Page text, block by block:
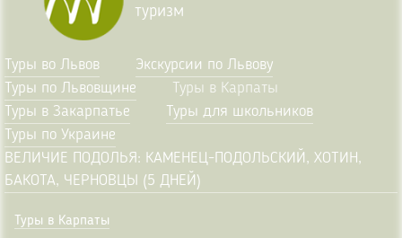
туризм
Туры во Львов
Экскурсии по Львову
Туры по Львовщине
Туры в Карпаты
Туры в Закарпатье
Туры для школьников
Туры по Украине
ВЕЛИЧИЕ ПОДОЛЬЯ: КАМЕНЕЦ-ПОДОЛЬСКИЙ, ХОТИН,
БАКОТА, ЧЕРНОВЦЫ (5 ДНЕЙ)
Туры в Карпаты